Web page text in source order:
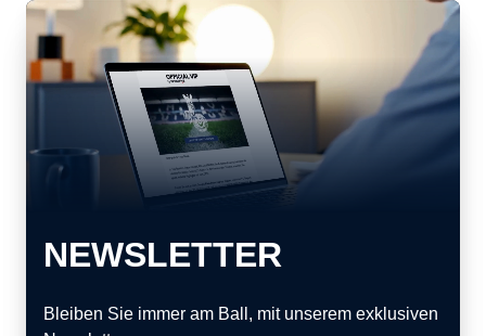
NEWSLETTER
Bleiben Sie immer am Ball, mit unserem exklusiven